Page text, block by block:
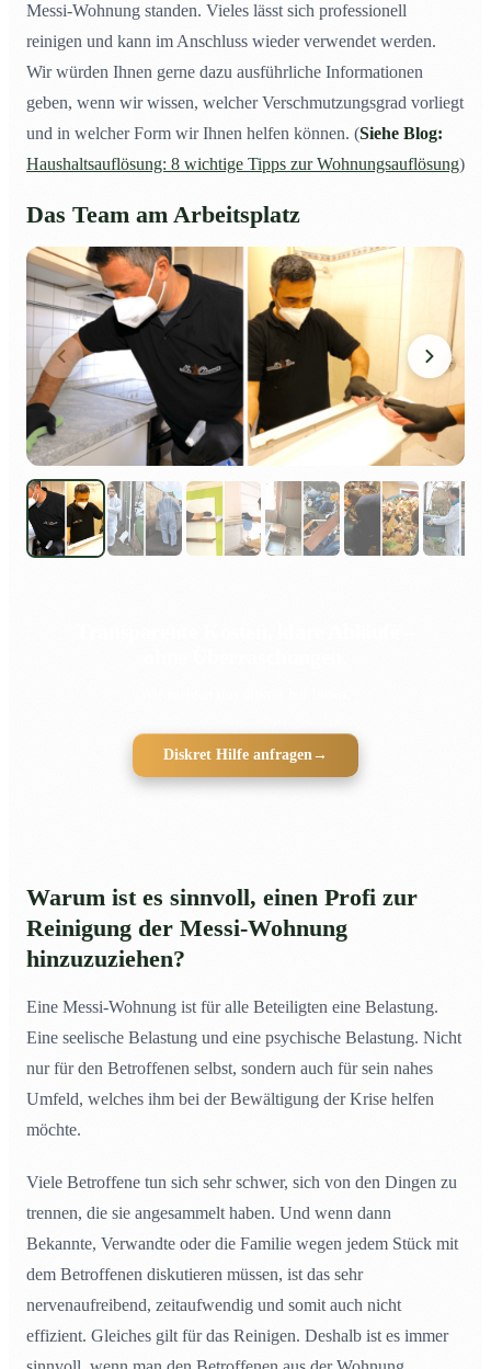
Messi-Wohnung standen. Vieles lässt sich professionell
reinigen und kann im Anschluss wieder verwendet werden.
Wir würden Ihnen gerne dazu ausführliche Informationen
geben, wenn wir wissen, welcher Verschmutzungsgrad vorliegt
und in welcher Form wir Ihnen helfen können. (Siehe Blog:
Haushaltsauflösung: 8 wichtige Tipps zur Wohnungsauflösung)
Das Team am Arbeitsplatz
Diskret Hilfe anfragen→
Warum ist es sinnvoll, einen Profi zur
Reinigung der Messi-Wohnung
hinzuzuziehen?
Eine Messi-Wohnung ist für alle Beteiligten eine Belastung.
Eine seelische Belastung und eine psychische Belastung. Nicht
nur für den Betroffenen selbst, sondern auch für sein nahes
Umfeld, welches ihm bei der Bewältigung der Krise helfen
möchte.
Viele Betroffene tun sich sehr schwer, sich von den Dingen zu
trennen, die sie angesammelt haben. Und wenn dann
Bekannte, Verwandte oder die Familie wegen jedem Stück mit
dem Betroffenen diskutieren müssen, ist das sehr
nervenaufreibend, zeitaufwendig und somit auch nicht
effizient. Gleiches gilt für das Reinigen. Deshalb ist es immer